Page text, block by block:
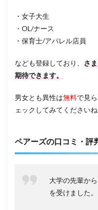
・女子大生
・OL/ナース
・保育士/アパレル店員
なども登録しており、 さ
期待できます。
男女とも異性は無料で見
ェックしてみてくださいね
ペアーズの口コミ・評
大学の先輩か
を受けました。